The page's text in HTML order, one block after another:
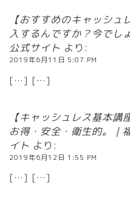
【おすすめのキャッシ
入するんですか？今でし
公式サイト より:
2019年6月11日 5:07 PM
[…] […]
【キャッシュレス基本
お得・安全・衛生的。｜
イト より:
2019年6月12日 1:55 PM
[…] […]